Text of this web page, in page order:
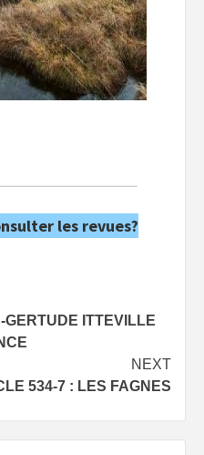
les revues?
ITTEVILLE
NEXT
534-7 : LES FAGNES